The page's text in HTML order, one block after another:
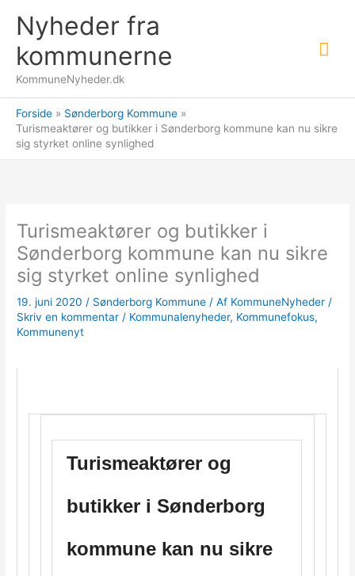
indholdet
Nyheder fra
kommunerne
KommuneNyheder.dk
Forside
Sønderborg Kommune
Turismeaktører og butikker i Sønderborg kommune kan nu sikre
sig styrket online synlighed
Turismeaktører og butikker i
Sønderborg kommune kan nu sikre
sig styrket online synlighed
19. juni 2020 / Sønderborg Kommune / Af KommuneNyheder /
Skriv en kommentar / Kommunalenyheder, Kommunefokus,
Kommunenyt
Turismeaktører og
butikker i Sønderborg
kommune kan nu sikre